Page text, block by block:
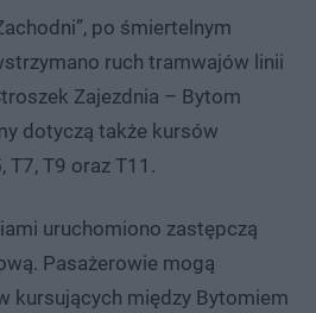
po śmiertelnym
ruch tramwajów linii
Zajezdnia – Bytom
dotyczą także kursów
T7, T9 oraz T11.
uruchomiono zastępczą
Pasażerowie mogą
kursujących między Bytomiem